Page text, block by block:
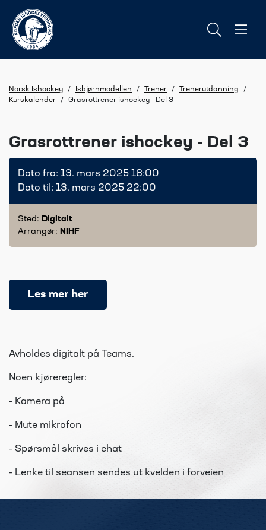
Norsk Ishockey / Isbjørnmodellen / Trener / Trenerutdanning
/
Kurskalender
/ Grasrottrener ishockey - Del 3
Grasrottrener ishockey - Del 3
Dato fra: 13. mars 2025 18:00
Dato til: 13. mars 2025 22:00
Sted: Digitalt
Arrangør: NIHF
Les mer her
Avholdes digitalt på Teams.
Noen kjøreregler:
- Kamera på
- Mute mikrofon
- Spørsmål skrives i chat
- Lenke til seansen sendes ut kvelden i forveien